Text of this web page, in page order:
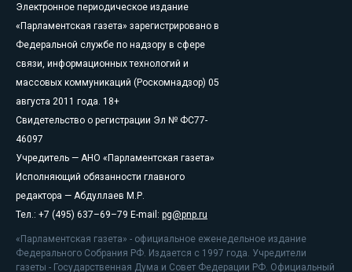
Электронное периодическое издание
«Парламентская газета» зарегистрировано в
Федеральной службе по надзору в сфере
связи, информационных технологий и
массовых коммуникаций (Роскомнадзор) 05
августа 2011 года. 18+
Свидетельство о регистрации Эл № ФС77-
46097
Учредитель — АНО «Парламентская газета»
Исполняющий обязанности главного
редактора — Абдуллаев М.Р.
Тел.: +7 (495) 637–69–79 E-mail: pg@pnp.ru
«Парламентская газета» - официальное еженедельное издание
Федерального Собрания РФ. Издается с 1997 года. Учредители
газеты - Государственная Дума и Совет Федерации РФ. Официальный